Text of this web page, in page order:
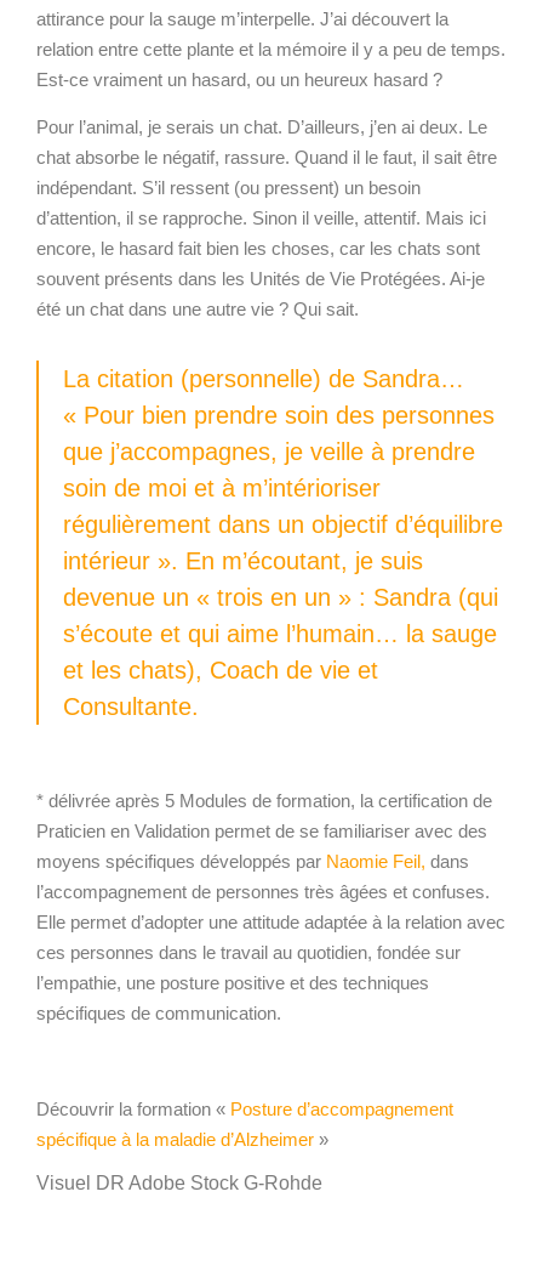
attirance pour la sauge m’interpelle. J’ai découvert la
relation entre cette plante et la mémoire il y a peu de temps.
Est-ce vraiment un hasard, ou un heureux hasard ?
Pour l’animal, je serais un chat. D’ailleurs, j’en ai deux. Le
chat absorbe le négatif, rassure. Quand il le faut, il sait être
indépendant. S’il ressent (ou pressent) un besoin
d’attention, il se rapproche. Sinon il veille, attentif. Mais ici
encore, le hasard fait bien les choses, car les chats sont
souvent présents dans les Unités de Vie Protégées. Ai-je
été un chat dans une autre vie ? Qui sait.
La citation (personnelle) de Sandra…
« Pour bien prendre soin des personnes
que j’accompagnes, je veille à prendre
soin de moi et à m’intérioriser
régulièrement dans un objectif d’équilibre
intérieur ». En m’écoutant, je suis
devenue un « trois en un » : Sandra (qui
s’écoute et qui aime l’humain… la sauge
et les chats), Coach de vie et
Consultante.
* délivrée après 5 Modules de formation, la certification de
Praticien en Validation permet de se familiariser avec des
moyens spécifiques développés par Naomie Feil, dans
l’accompagnement de personnes très âgées et confuses.
Elle permet d’adopter une attitude adaptée à la relation avec
ces personnes dans le travail au quotidien, fondée sur
l’empathie, une posture positive et des techniques
spécifiques de communication.
Découvrir la formation « Posture d’accompagnement
spécifique à la maladie d’Alzheimer »
Visuel DR Adobe Stock G-Rohde